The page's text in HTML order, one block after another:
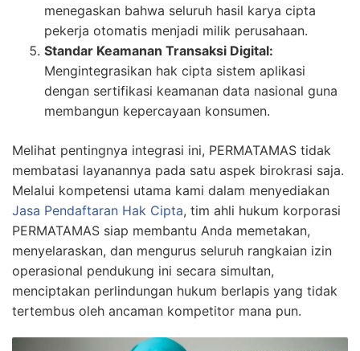
menegaskan bahwa seluruh hasil karya cipta
pekerja otomatis menjadi milik perusahaan.
Standar Keamanan Transaksi Digital:
Mengintegrasikan hak cipta sistem aplikasi
dengan sertifikasi keamanan data nasional guna
membangun kepercayaan konsumen.
Melihat pentingnya integrasi ini, PERMATAMAS tidak
membatasi layanannya pada satu aspek birokrasi saja.
Melalui kompetensi utama kami dalam menyediakan
Jasa Pendaftaran Hak Cipta, tim ahli hukum korporasi
PERMATAMAS siap membantu Anda memetakan,
menyelaraskan, dan mengurus seluruh rangkaian izin
operasional pendukung ini secara simultan,
menciptakan perlindungan hukum berlapis yang tidak
tertembus oleh ancaman kompetitor mana pun.